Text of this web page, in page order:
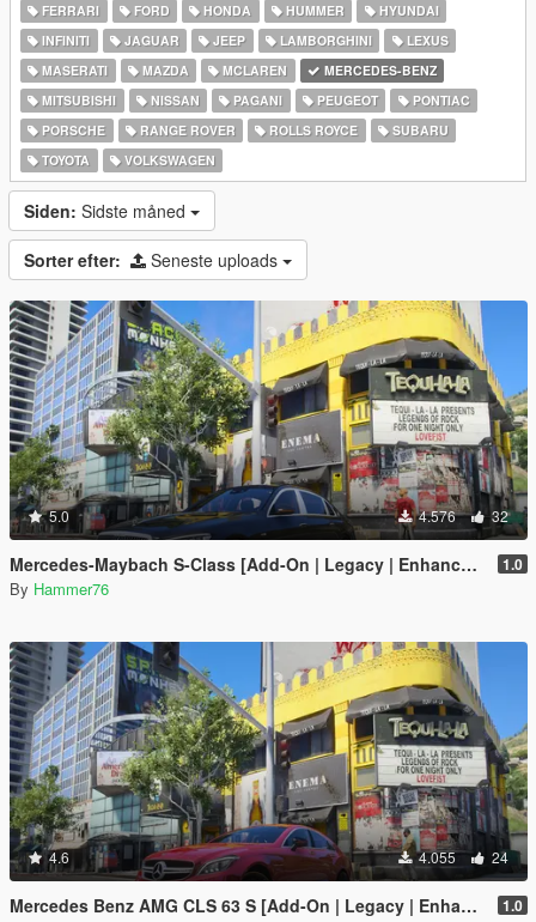
FERRARI
FORD HONDA HUMMER
HYUNDAI
INFINITI
JAGUAR JEEP LAMBORGHINI
LEXUS
MASERATI
MAZDA MCLAREN
MERCEDES-BENZ
MITSUBISHI
NISSAN PAGANI PEUGEOT
PONTIAC
PORSCHE
RANGE ROVER ROLLS ROYCE
SUBARU
TOYOTA
VOLKSWAGEN
Siden: Sidste måned
Sorter efter: Seneste uploads
5.0 4.576 32
Mercedes-Maybach S-Class [Add-On | Legacy | Enhanced] 1.0
By Hammer76
4.6 4.055 24
Mercedes Benz AMG CLS 63 S [Add-On | Legacy | Enhanced] 1.0